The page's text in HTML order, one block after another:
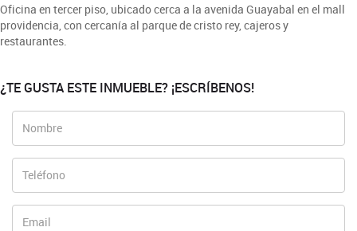
Oficina en tercer piso, ubicado cerca a la avenida Guayabal en el mall
providencia, con cercanía al parque de cristo rey, cajeros y
restaurantes.
¿TE GUSTA ESTE INMUEBLE? ¡ESCRÍBENOS!